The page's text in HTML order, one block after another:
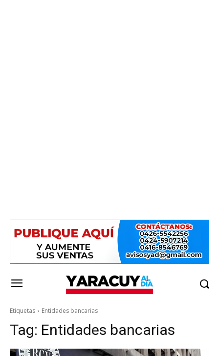
Etiquetas Entidades bancarias
Tag: Entidades bancarias